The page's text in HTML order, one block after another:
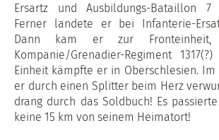
Ersartz und Ausbildungs-Bataillon 7
Ferner landete er bei Infanterie-
Dann kam er zur
Kompanie/Grenadier-Regiment
Einheit kämpfte er in Oberschlesien. Im
er durch einen Splitter beim Herz
drang durch das Soldbuch! Es
keine 15 km von seinem Heimatort!